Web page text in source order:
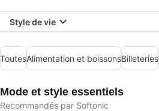
Style de vie
ToutesAlimentation et boissonsBilleteries
Mode et style essentiels
Recommandés par Softonic